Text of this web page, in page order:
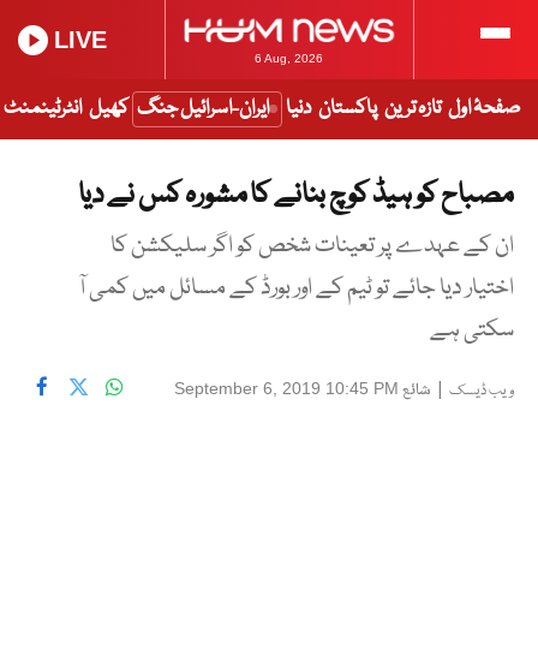
6 Aug, 2026
LIVE
صفحۂ اول تازہ ترین پاکستان دنیا ایران-اسرائیل جنگ کھیل انٹرٹینمنٹ
مصباح کو ہیڈ کوچ بنانے کا مشورہ کس نے دیا
ان کے عہدے پر تعینات شخص کو اگر سلیکشن کا
اختیار دیا جائے تو ٹیم کے اور بورڈ کے مسائل میں کمی آ
سکتی ہے
ویب ڈیسک | شائع September 6, 2019 10:45 PM